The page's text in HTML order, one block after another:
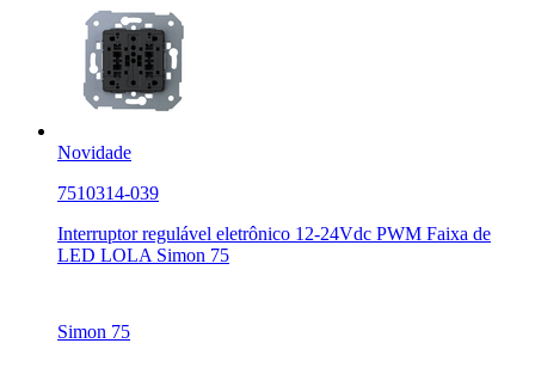
Novidade
7510314-039
Interruptor regulável eletrônico 12-24Vdc PWM Faixa de
LED LOLA Simon 75
Simon 75